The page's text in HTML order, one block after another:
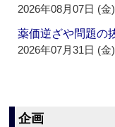
2026年08月07日 (金)
薬価逆ざや問題の
2026年07月31日 (金)
企画